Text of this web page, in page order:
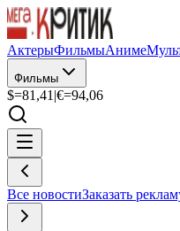
АктерыФильмыАниме
Фильмы
$=81,41 |€=94,06
Все новостиЗаказать